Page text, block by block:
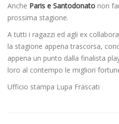
Anche Paris e Santodonato non
prossima stagione.
A tutti i ragazzi ed agli ex
la stagione appena trascorsa,
appena un punto dalla finalista
loro al contempo le migliori
Ufficio stampa Lupa Frascati